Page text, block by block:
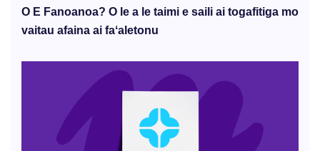
O E Fanoanoa? O le a le taimi e saili ai togafitiga mo
vaitau afaina ai faʻaletonu